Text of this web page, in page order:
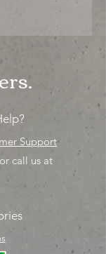
para tu
por ciento
Support
call us at